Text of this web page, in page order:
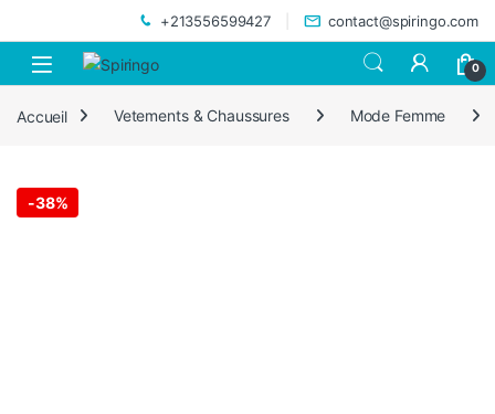
+213556599427 contact@spiringo.com
0
Accueil Vetements & Chaussures Mode Femme
-38%